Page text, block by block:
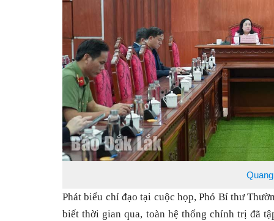
Phát biểu chỉ đạo tại cuộc họp, Phó Bí thư
biết thời gian qua, toàn hệ thống chính trị đã